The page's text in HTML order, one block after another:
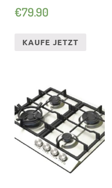
€79.90
KAUFE JETZT